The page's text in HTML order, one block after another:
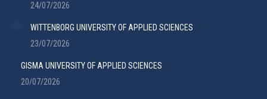
24/07/2026
WITTENBORG UNIVERSITY OF APPLIED SCIENCES
23/07/2026
GISMA UNIVERSITY OF APPLIED SCIENCES
20/07/2026